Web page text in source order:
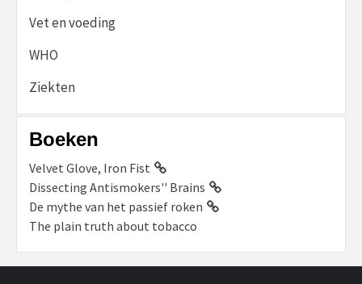
Vet en voeding
WHO
Ziekten
Boeken
Velvet Glove, Iron Fist
Dissecting Antismokers'' Brains
De mythe van het passief roken
The plain truth about tobacco